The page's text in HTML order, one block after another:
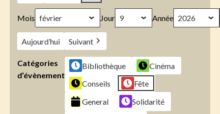
Mois Jour Année
Aujourd’hui Suivant
Catégories
d’évènement
Bibliothèque
Cinéma
Conseils
Fête
General
Solidarité